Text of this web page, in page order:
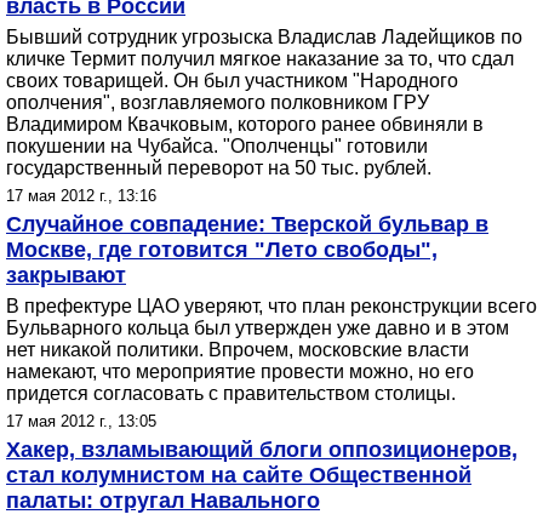
власть в России
Бывший сотрудник угрозыска Владислав Ладейщиков по
кличке Термит получил мягкое наказание за то, что сдал
своих товарищей. Он был участником "Народного
ополчения", возглавляемого полковником ГРУ
Владимиром Квачковым, которого ранее обвиняли в
покушении на Чубайса. "Ополченцы" готовили
государственный переворот на 50 тыс. рублей.
17 мая 2012 г., 13:16
Случайное совпадение: Тверской бульвар в
Москве, где готовится "Лето свободы",
закрывают
В префектуре ЦАО уверяют, что план реконструкции всего
Бульварного кольца был утвержден уже давно и в этом
нет никакой политики. Впрочем, московские власти
намекают, что мероприятие провести можно, но его
придется согласовать с правительством столицы.
17 мая 2012 г., 13:05
Хакер, взламывающий блоги оппозиционеров,
стал колумнистом на сайте Общественной
палаты: отругал Навального